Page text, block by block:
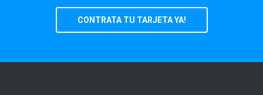
CONTRATA TU TARJETA YA!